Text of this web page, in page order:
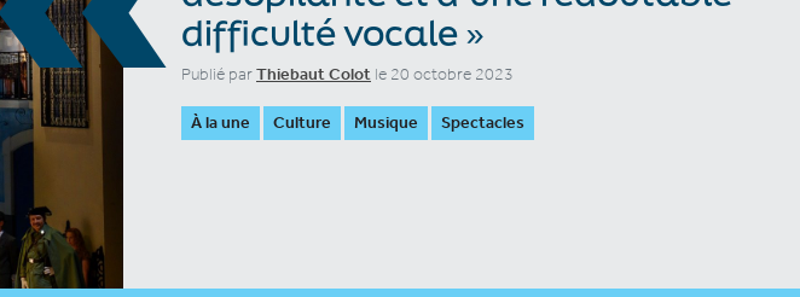
difficulté vocale »
Publié parThiebaut Colot le 20 octobre 2023
À la une Culture Musique Spectacles